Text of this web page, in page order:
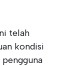
telah
kondisi